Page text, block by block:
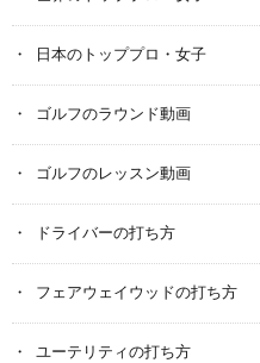
日本のトッププロ・女子
ゴルフのラウンド動画
ゴルフのレッスン動画
ドライバーの打ち方
フェアウェイウッドの打ち方
ユーテリティの打ち方